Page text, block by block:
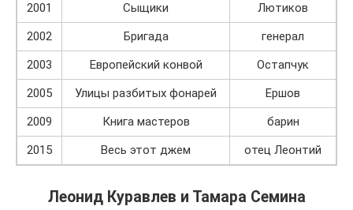
2001
Сыщики
Лютиков
2002
Бригада
генерал
2003
Европейский конвой
Остапчук
2005
Улицы разбитых фонарей
Ершов
2009
Книга мастеров
барин
2015
Весь этот джем отец Леонтий
Леонид Куравлев и Тамара Семина